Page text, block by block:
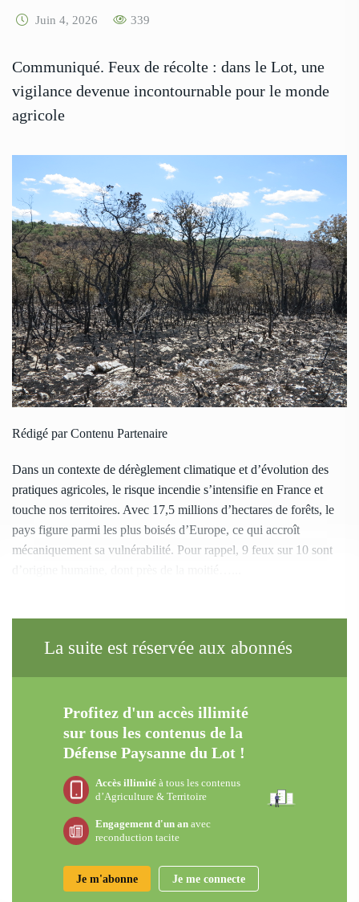
Juin 4, 2026 339
Communiqué. Feux de récolte : dans le Lot, une
vigilance devenue incontournable pour le monde
agricole
Rédigé par Contenu Partenaire
Dans un contexte de dérèglement climatique et d’évolution des
pratiques agricoles, le risque incendie s’intensifie en France et
touche nos territoires. Avec 17,5 millions d’hectares de forêts, le
pays figure parmi les plus boisés d’Europe, ce qui accroît
mécaniquement sa vulnérabilité. Pour rappel, 9 feux sur 10 sont
La suite est réservée aux abonnés
Profitez d'un accès illimité
sur tous les contenus de la
Défense Paysanne du Lot !
Accès illimité à tous les contenus
d’Agriculture & Territoire
Engagement d'un an avec
reconduction tacite
Je m'abonne Je me connecte